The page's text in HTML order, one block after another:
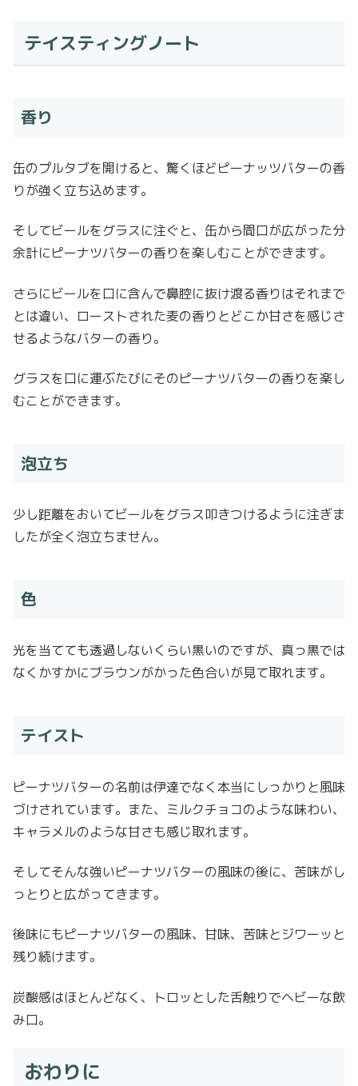
テイスティングノート
香り
缶のプルタブを開けると、驚くほどピーナッツバターの香
りが強く立ち込めます。
そしてビールをグラスに注ぐと、缶から間口が広がった分
余計にピーナツバターの香りを楽しむことができます。
さらにビールを口に含んで鼻腔に抜け渡る香りはそれまで
とは違い、ローストされた麦の香りとどこか甘さを感じさ
せるようなバターの香り。
グラスを口に運ぶたびにそのピーナツバターの香りを楽し
むことができます。
泡立ち
少し距離をおいてビールをグラス叩きつけるように注ぎま
したが全く泡立ちません。
色
光を当てても透過しないくらい黒いのですが、真っ黒では
なくかすかにブラウンがかった色合いが見て取れます。
テイスト
ピーナツバターの名前は伊達でなく本当にしっかりと風味
づけされています。また、ミルクチョコのような味わい、
キャラメルのような甘さも感じ取れます。
そしてそんな強いピーナツバターの風味の後に、苦味がし
っとりと広がってきます。
後味にもピーナツバターの風味、甘味、苦味とジワーッと
残り続けます。
炭酸感はほとんどなく、トロッとした舌触りでヘビーな飲
み口。
おわりに